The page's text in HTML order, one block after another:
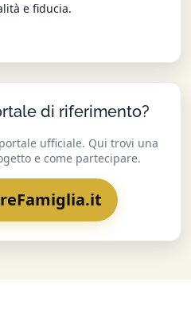
e fiducia.
di riferimento?
ufficiale. Qui trovi una
e come partecipare.